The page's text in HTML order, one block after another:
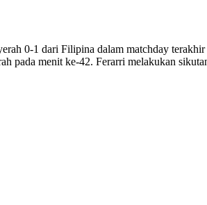
0-1 dari Filipina dalam matchday
pada menit ke-42. Ferarri melakukan